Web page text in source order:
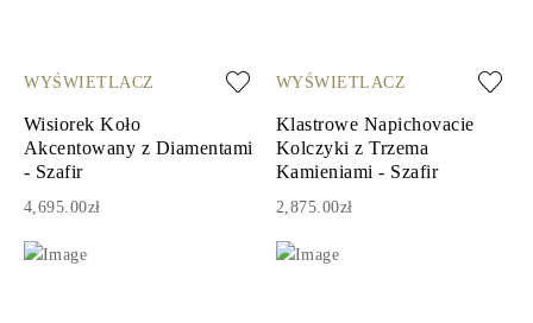
WYŚWIETLACZ
Wisiorek Koło
Akcentowany z Diamentami
- Szafir
4,695.00zł
WYŚWIETLACZ
Klastrowe Napichovacie
Kolczyki z Trzema
Kamieniami - Szafir
2,875.00zł